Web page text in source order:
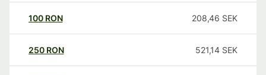
100 RON 208,46 SEK
250 RON 521,14 SEK